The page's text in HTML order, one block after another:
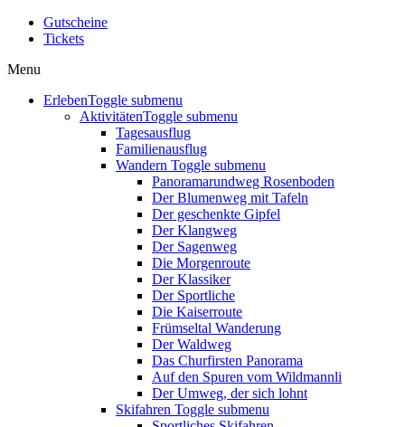
Gutscheine
Tickets
Menu
ErlebenToggle submenu
AktivitätenToggle submenu
Tagesausflug
Familienausflug
Wandern Toggle submenu
Panoramarundweg Rosenboden
Der Blumenweg mit Tafeln
Der geschenkte Gipfel
Der Klangweg
Der Sagenweg
Die Morgenroute
Der Klassiker
Der Sportliche
Die Kaiserroute
Frümseltal Wanderung
Der Waldweg
Das Churfirsten Panorama
Auf den Spuren vom Wildmannli
Der Umweg, der sich lohnt
Skifahren Toggle submenu